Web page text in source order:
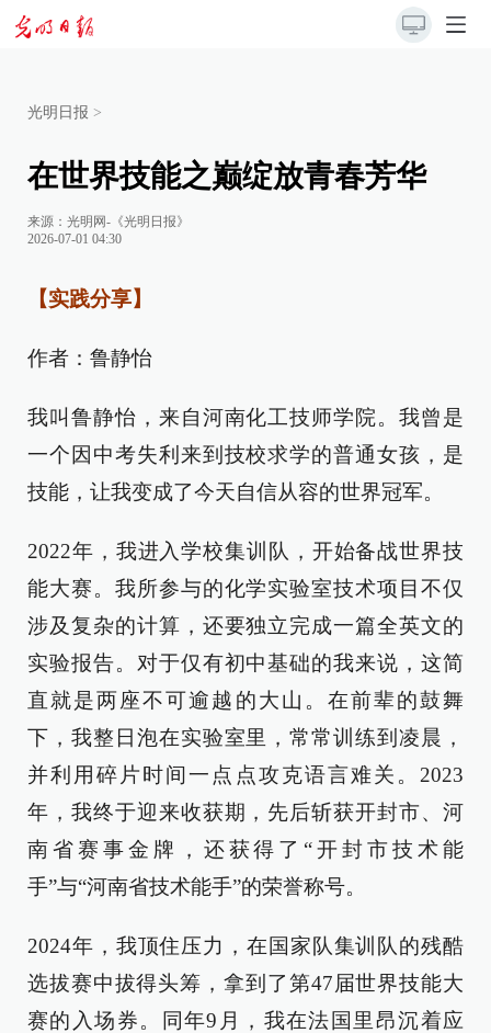
光明日报 >
在世界技能之巅绽放青春芳华
来源： 光明网-《光明日报》
2026-07-01 04:30
【实践分享】
作者：鲁静怡
我叫鲁静怡，来自河南化工技师学院。我曾是
一个因中考失利来到技校求学的普通女孩，是
技能，让我变成了今天自信从容的世界冠军。
2022年，我进入学校集训队，开始备战世界技
能大赛。我所参与的化学实验室技术项目不仅
涉及复杂的计算，还要独立完成一篇全英文的
实验报告。对于仅有初中基础的我来说，这简
直就是两座不可逾越的大山。在前辈的鼓舞
下，我整日泡在实验室里，常常训练到凌晨，
并利用碎片时间一点点攻克语言难关。2023
年，我终于迎来收获期，先后斩获开封市、河
南省赛事金牌，还获得了“开封市技术能
手”与“河南省技术能手”的荣誉称号。
2024年，我顶住压力，在国家队集训队的残酷
选拔赛中拔得头筹，拿到了第47届世界技能大
赛的入场券。同年9月，我在法国里昂沉着应